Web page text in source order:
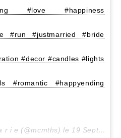
#love #happiness
#run #justmarried #bride
#decor #candles #lights
#romantic #happyending
r i e (@mcmths) le 19 Sept. 2016 à 2h46 PDT